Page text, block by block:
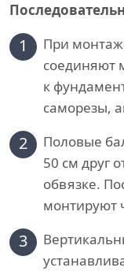
1
При
соединяют
к
саморезы,
2
Половые
50 см друг
обвязке.
монтируют
3